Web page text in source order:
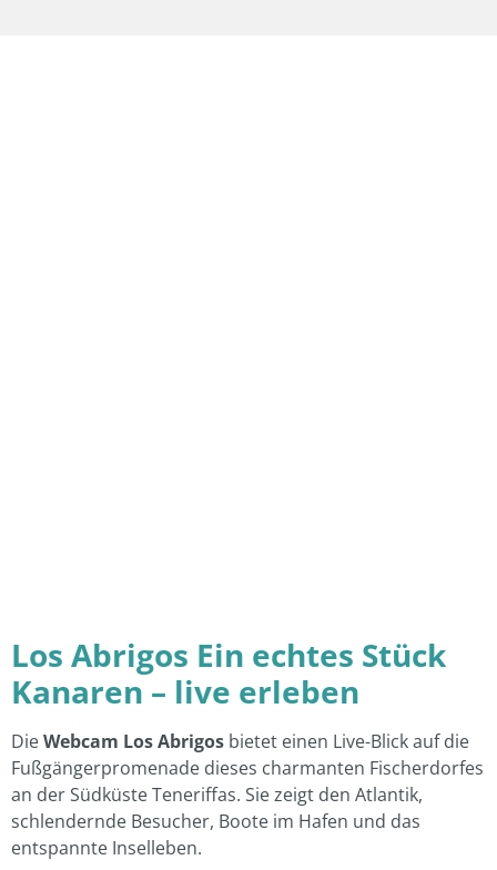
Los Abrigos Ein echtes Stück
Kanaren – live erleben
DieWebcam Los Abrigos bietet einen Live-Blick auf die
Fußgängerpromenade dieses charmanten Fischerdorfes
an der Südküste Teneriffas. Sie zeigt den Atlantik,
schlendernde Besucher, Boote im Hafen und das
entspannte Inselleben.